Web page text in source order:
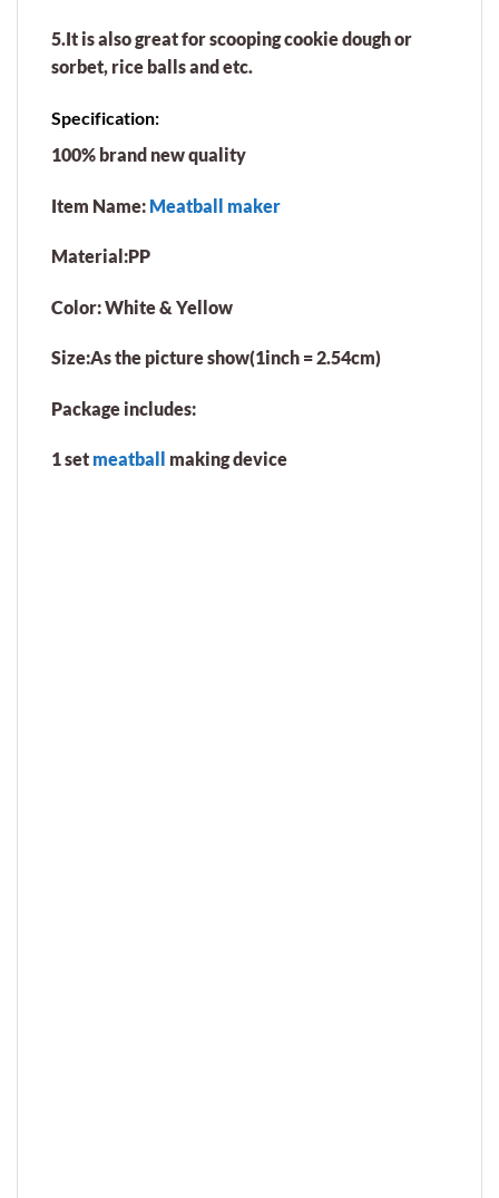
5.It is also great for scooping cookie dough or
sorbet, rice balls and etc.
Specification:
100% brand new quality
Item Name: Meatball maker
Material:PP
Color: White & Yellow
Size:As the picture show(1inch = 2.54cm)
Package includes:
1 set meatball making device